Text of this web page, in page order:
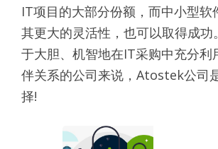
IT项目的大部分份额，而中小型软
其更大的灵活性，也可以取得成功
于大胆、机智地在IT采购中充分利
伴关系的公司来说，Atostek公司
择!